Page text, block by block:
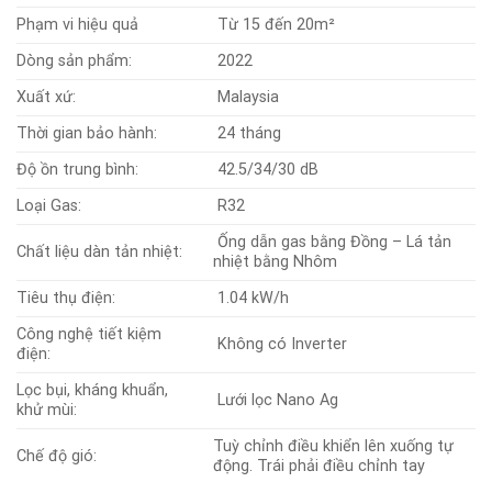
Phạm vi hiệu quả
Từ 15 đến 20m²
Dòng sản phẩm:
2022
Xuất xứ:
Malaysia
Thời gian bảo hành:
24 tháng
Độ ồn trung bình:
42.5/34/30 dB
Loại Gas:
R32
Chất liệu dàn tản nhiệt:
Ống dẫn gas bằng Đồng – Lá tản
nhiệt bằng Nhôm
Tiêu thụ điện:
1.04 kW/h
Công nghệ tiết kiệm
điện:
Không có Inverter
Lọc bụi, kháng khuẩn,
khử mùi:
Lưới lọc Nano Ag
Chế độ gió:
Tuỳ chỉnh điều khiển lên xuống tự
động. Trái phải điều chỉnh tay